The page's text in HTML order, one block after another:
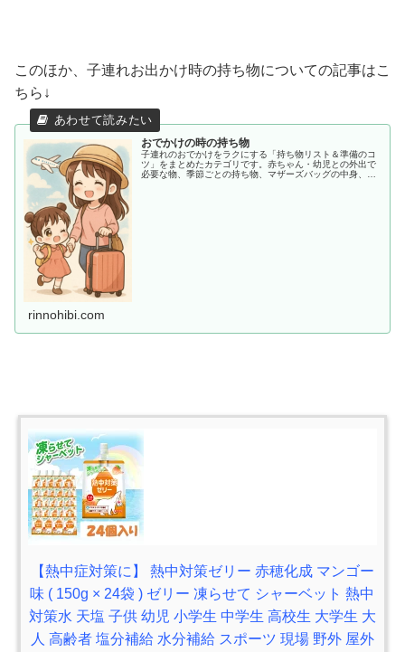
このほか、子連れお出かけ時の持ち物についての記事はこ
ちら↓
おでかけの時の持ち物
子連れのおでかけをラクにする「持ち物リスト＆準備のコ
ツ」をまとめたカテゴリです。赤ちゃん・幼児との外出で
必要な物、季節ごとの持ち物、マザーズバッグの中身、あ
rinnohibi.com
【熱中症対策に】 熱中対策ゼリー 赤穂化成 マンゴー
味 ( 150g × 24袋 ) ゼリー 凍らせて シャーベット 熱中
対策水 天塩 子供 幼児 小学生 中学生 高校生 大学生 大
人 高齢者 塩分補給 水分補給 スポーツ 現場 野外 屋外